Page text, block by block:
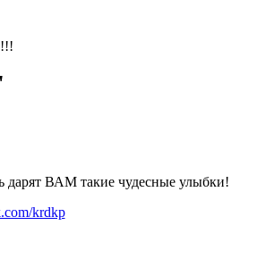
дарят ВАМ такие чудесные улыбки!
krdkp